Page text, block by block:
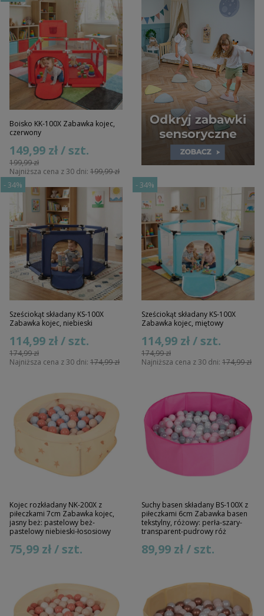
Boisko KK-100X Zabawka kojec,
czerwony
199,99 zł
149,99 zł / szt.
Najniższa cena z 30 dni: 199,99 zł
- 34%
Sześciokąt składany KS-100X
Zabawka kojec, niebieski
174,99 zł
114,99 zł / szt.
Najniższa cena z 30 dni: 174,99 zł
- 34%
Sześciokąt składany KS-100X
Zabawka kojec, miętowy
174,99 zł
114,99 zł / szt.
Najniższa cena z 30 dni: 174,99 zł
Kojec rozkładany NK-200X z
piłeczkami 7cm Zabawka kojec,
jasny beż: pastelowy beż-
pastelowy niebieski-łososiowy
75,99 zł / szt.
Suchy basen składany BS-100X z
piłeczkami 6cm Zabawka basen
tekstylny, różowy: perła-szary-
transparent-pudrowy róż
89,99 zł / szt.